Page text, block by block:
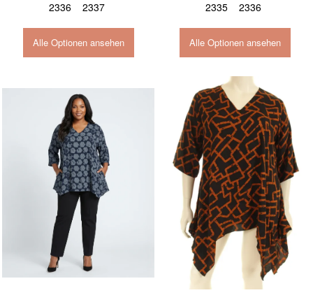
2336 2337
Alle Optionen ansehen
2335 2336
Alle Optionen ansehen